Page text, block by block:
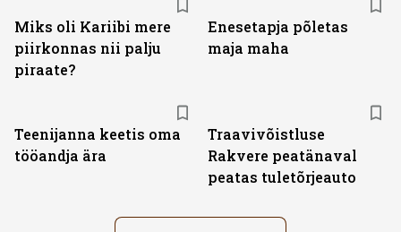
Miks oli Kariibi mere
piirkonnas nii palju
piraate?
Enesetapja põletas
maja maha
Teenijanna keetis oma
tööandja ära
Traavivõistluse
Rakvere peatänaval
peatas tuletõrjeauto